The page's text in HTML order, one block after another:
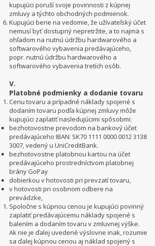
kupujúci poruší svoje povinnosti z kúpnej
zmluvy a týchto obchodných podmienok.
Kupujúci berie na vedomie, že užívateľský účet
nemusí byť dostupný nepretržite, a to najmä s
ohľadom na nutnú údržbu hardwarového a
softwarového vybavenia predávajúceho,
popr. nutnú údržbu hardwarového a
softwarového vybavenia tretích osôb.
V.
Platobné podmienky a dodanie tovaru
Cenu tovaru a prípadné náklady spojené s
dodaním tovaru podľa kúpnej zmluvy môže
kupujúci zaplatiť nasledujúcimi spôsobmi:
bezhotovostne prevodom na bankový účet
predávajúceho IBAN: SK70 1111 0000 0012 3138
3007, vedený u UniCreditBank.
bezhotovostne platobnou kartou na účet
predávajúceho prostredníctvom platobnej
brány GoPay
dobierkou v hotovosti pri prevzatí tovaru,
v hotovosti pri osobnom odbere na
prevádzke,
Spoločne s kúpnou cenou je kupujúci povinný
zaplatiť predávajúcemu náklady spojené s
balením a dodaním tovaru v zmluvnej výške.
Ak nie je ďalej uvedené výslovne inak, rozumie
sa ďalej kúpnou cenou aj náklad spojený s